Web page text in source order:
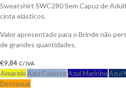
Sweatshirt SWC280 Sem Capuz de
cinta elásticos.
Valor apresentado para o Brinde não
de grandes quantidades.
€9,84 C/ IVA
AmareloAzul CelesteAzul MarinhoAzul
Destaque